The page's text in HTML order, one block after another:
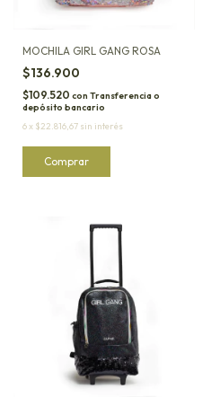
MOCHILA GIRL GANG ROSA
$136.900
$109.520 con Transferencia o
depósito bancario
6x $22.816,67 sin interés